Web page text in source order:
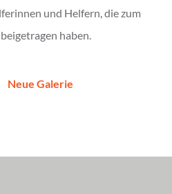
und Helfern, die zum
haben.
Neue Galerie